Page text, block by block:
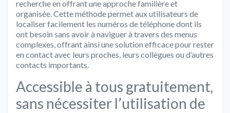
recherche en offrant une approche familière et
organisée. Cette méthode permet aux utilisateurs de
localiser facilement les numéros de téléphone dont ils
ont besoin sans avoir à naviguer à travers des menus
complexes, offrant ainsi une solution efficace pour rester
en contact avec leurs proches, leurs collègues ou d’autres
contacts importants.
Accessible à tous gratuitement,
sans nécessiter l’utilisation de